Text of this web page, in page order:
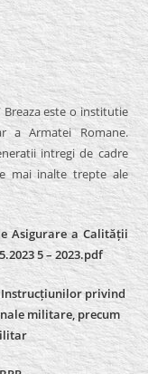
este o institutie
a Armatei Romane.
intregi de cadre
mai inalte trepte ale
Asigurare a Calității
5 – 2023.pdf
Instrucțiunilor privind
militare, precum